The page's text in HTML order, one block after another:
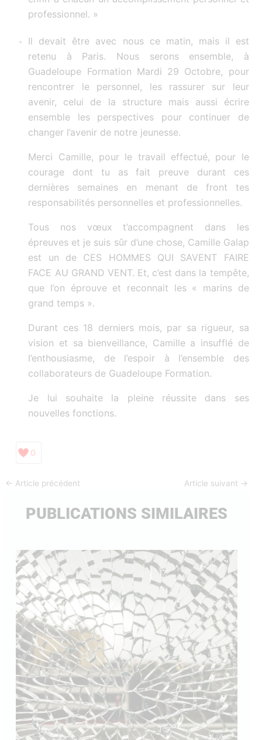
professionnel. »
Il devait être avec nous ce matin, mais il est
retenu à Paris. Nous serons ensemble, à
Guadeloupe Formation Mardi 29 Octobre, pour
rencontrer le personnel, les rassurer sur leur
avenir, celui de la structure mais aussi écrire
ensemble les perspectives pour continuer de
changer l’avenir de notre jeunesse.
Merci Camille, pour le travail effectué, pour le
courage dont tu as fait preuve durant ces
dernières semaines en menant de front tes
responsabilités personnelles et professionnelles.
Tous nos vœux t’accompagnent dans les
épreuves et je suis sûr d’une chose, Camille Galap
est un de CES HOMMES QUI SAVENT FAIRE
FACE AU GRAND VENT. Et, c’est dans la tempête,
que l’on éprouve et reconnait les « marins de
grand temps ».
Durant ces 18 derniers mois, par sa rigueur, sa
vision et sa bienveillance, Camille a insufflé de
l’enthousiasme, de l’espoir à l’ensemble des
collaborateurs de Guadeloupe Formation.
Je lui souhaite la pleine réussite dans ses
nouvelles fonctions.
0
← Article précédent Article suivant →
PUBLICATIONS SIMILAIRES